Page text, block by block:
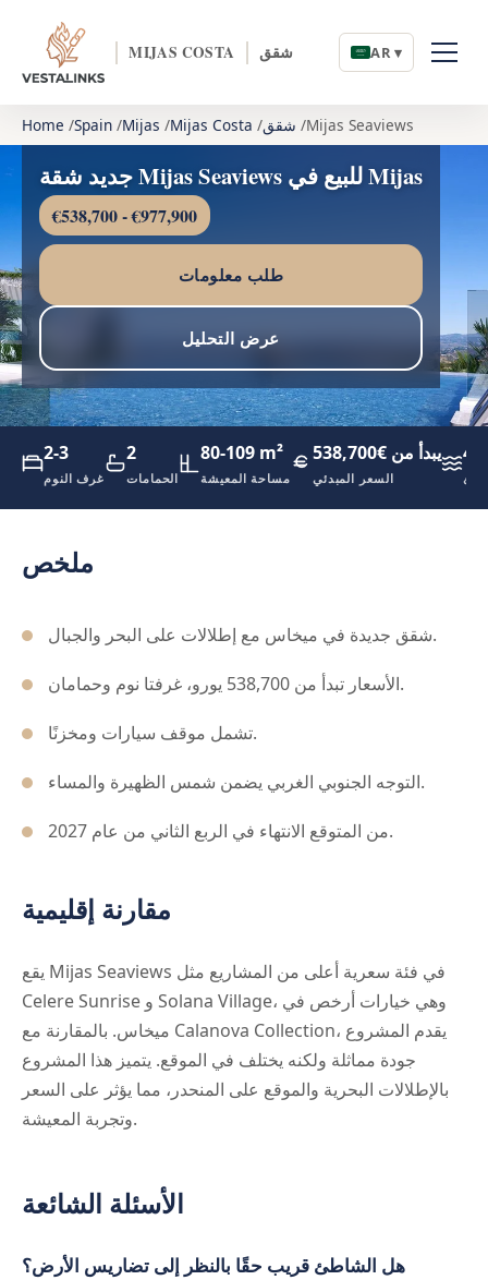
MIJAS COSTA شقق AR ▾
Home Spain Mijas Mijas Costa شقق Mijas Seaviews
جديد شقة Mijas Seaviews للبيع في Mijas
€538,700 - €977,900
طلب معلومات
عرض التحليل
2-3
غرف النوم
2
الحمامات
80-109 m²
مساحة المعيشة
يبدأ من €538,700
السعر المبدئي
ملخص
شقق جديدة في ميخاس مع إطلالات على البحر والجبال.
الأسعار تبدأ من 538,700 يورو، غرفتا نوم وحمامان.
تشمل موقف سيارات ومخزنًا.
التوجه الجنوبي الغربي يضمن شمس الظهيرة والمساء.
من المتوقع الانتهاء في الربع الثاني من عام 2027.
مقارنة إقليمية
يقع Mijas Seaviews في فئة سعرية أعلى من المشاريع مثل
Celere Sunrise و Solana Village، وهي خيارات أرخص في
ميخاس. بالمقارنة مع Calanova Collection، يقدم المشروع
جودة مماثلة ولكنه يختلف في الموقع. يتميز هذا المشروع
بالإطلالات البحرية والموقع على المنحدر، مما يؤثر على السعر
وتجربة المعيشة.
الأسئلة الشائعة
هل الشاطئ قريب حقًا بالنظر إلى تضاريس الأرض؟